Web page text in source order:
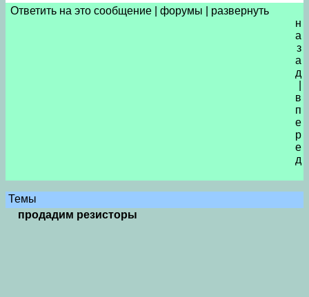
Ответить на это сообщение форумы
развернуть
н
а
з
а
д
в
п
е
р
е
д
Темы
продадим резисторы